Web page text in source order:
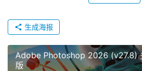
生成海报
Adobe Photoshop 2026 (v27.8)
版